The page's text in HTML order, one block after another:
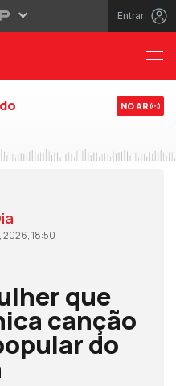
Entrar
NO AR
2026, 18:50
que
canção
do